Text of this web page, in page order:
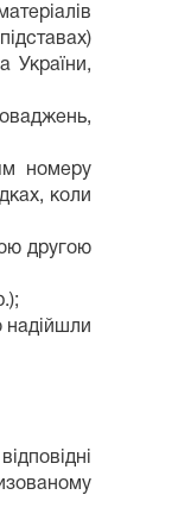
України,
номеру
коли
другою
надійшли